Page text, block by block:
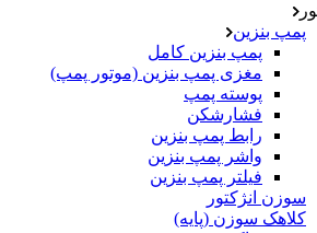
پمپ بنزین
پمپ بنزین کامل
مغزی پمپ بنزین (موتور پمپ)
پوسته پمپ
فشارشکن
رابط پمپ بنزین
واشر پمپ بنزین
فیلتر پمپ بنزین
سوزن انژکتور
کلاهک سوزن (پایه)